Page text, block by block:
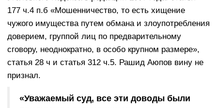
177 ч.4 п.б «Мошенничество, то есть хищение
чужого имущества путем обмана и злоупотребления
доверием, группой лиц по предварительному
сговору, неоднократно, в особо крупном размере»,
статья 28 ч и статья 312 ч.5. Рашид Аюпов вину не
признал.
«Уважаемый суд, все эти доводы были